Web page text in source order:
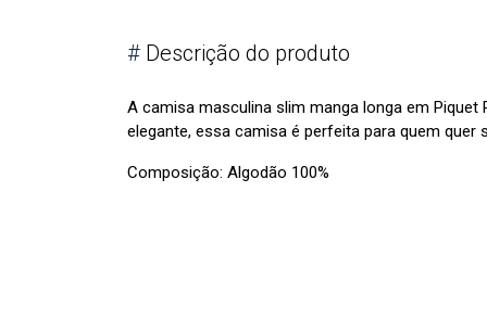
# Descrição do produto
A camisa masculina slim manga longa em
elegante, essa camisa é perfeita para quem
Composição: Algodão 100%